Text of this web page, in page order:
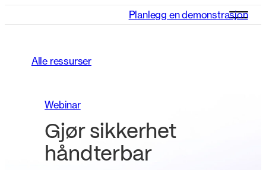
Planlegg en demonstrasjon
Alle ressurser
Webinar
Gjør sikkerhet
håndterbar